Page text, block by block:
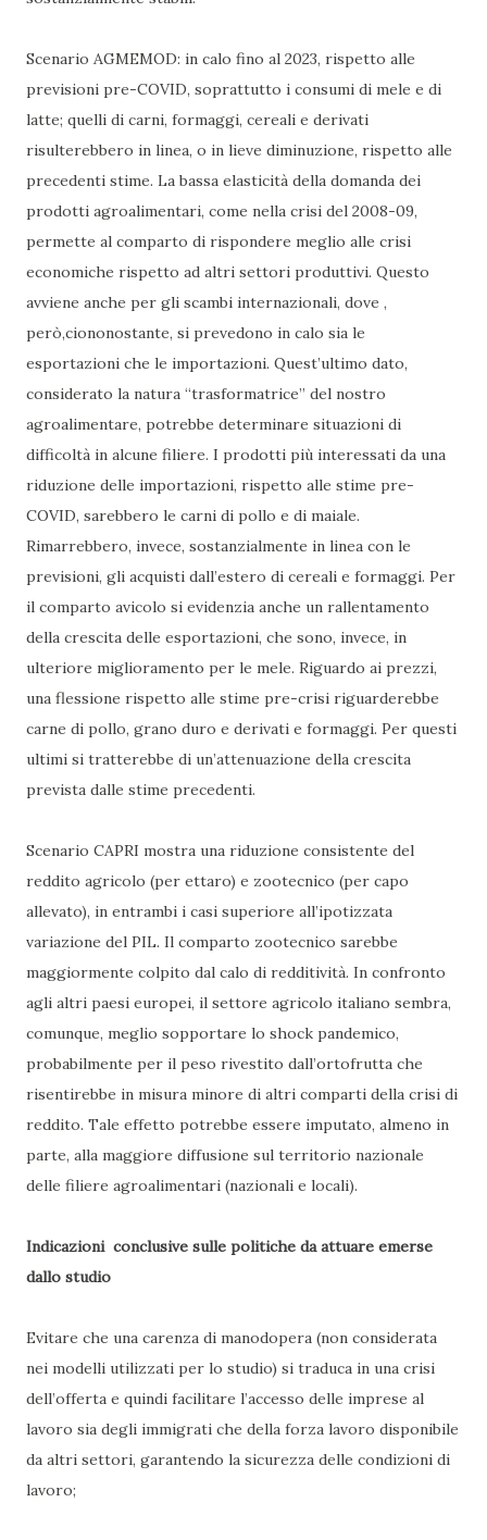
Scenario AGMEMOD: in calo fino al 2023, rispetto alle
previsioni pre-COVID, soprattutto i consumi di mele e di
latte; quelli di carni, formaggi, cereali e derivati
risulterebbero in linea, o in lieve diminuzione, rispetto alle
precedenti stime. La bassa elasticità della domanda dei
prodotti agroalimentari, come nella crisi del 2008-09,
permette al comparto di rispondere meglio alle crisi
economiche rispetto ad altri settori produttivi. Questo
avviene anche per gli scambi internazionali, dove ,
però,ciononostante, si prevedono in calo sia le
esportazioni che le importazioni. Quest’ultimo dato,
considerato la natura “trasformatrice” del nostro
agroalimentare, potrebbe determinare situazioni di
difficoltà in alcune filiere. I prodotti più interessati da una
riduzione delle importazioni, rispetto alle stime pre-
COVID, sarebbero le carni di pollo e di maiale.
Rimarrebbero, invece, sostanzialmente in linea con le
previsioni, gli acquisti dall’estero di cereali e formaggi. Per
il comparto avicolo si evidenzia anche un rallentamento
della crescita delle esportazioni, che sono, invece, in
ulteriore miglioramento per le mele. Riguardo ai prezzi,
una flessione rispetto alle stime pre-crisi riguarderebbe
carne di pollo, grano duro e derivati e formaggi. Per questi
ultimi si tratterebbe di un’attenuazione della crescita
prevista dalle stime precedenti.
Scenario CAPRI mostra una riduzione consistente del
reddito agricolo (per ettaro) e zootecnico (per capo
allevato), in entrambi i casi superiore all’ipotizzata
variazione del PIL. Il comparto zootecnico sarebbe
maggiormente colpito dal calo di redditività. In confronto
agli altri paesi europei, il settore agricolo italiano sembra,
comunque, meglio sopportare lo shock pandemico,
probabilmente per il peso rivestito dall’ortofrutta che
risentirebbe in misura minore di altri comparti della crisi di
reddito. Tale effetto potrebbe essere imputato, almeno in
parte, alla maggiore diffusione sul territorio nazionale
delle filiere agroalimentari (nazionali e locali).
Indicazioni conclusive sulle politiche da attuare emerse
dallo studio
Evitare che una carenza di manodopera (non considerata
nei modelli utilizzati per lo studio) si traduca in una crisi
dell’offerta e quindi facilitare l’accesso delle imprese al
lavoro sia degli immigrati che della forza lavoro disponibile
da altri settori, garantendo la sicurezza delle condizioni di
lavoro;